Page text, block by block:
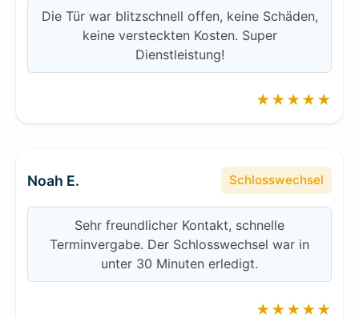
Die Tür war blitzschnell offen, keine Schäden,
keine versteckten Kosten. Super
Dienstleistung!
★★★★★
Noah E. Schlosswechsel
Sehr freundlicher Kontakt, schnelle
Terminvergabe. Der Schlosswechsel war in
unter 30 Minuten erledigt.
★★★★★